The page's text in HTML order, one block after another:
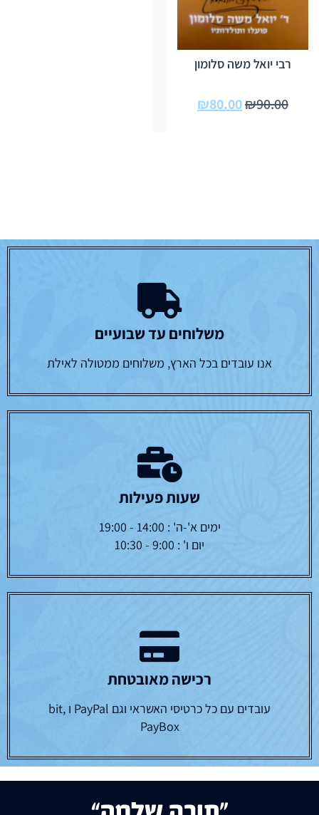
רבי יואל משה סלומון
₪90.00
₪80.00
משלוחים עד שבועיים
אנו עובדים בכל הארץ, משלוחים ממטולה לאילת
שעות פעילות
ימים א'-ה' : 14:00 - 19:00
יום ו' : 9:00 - 10:30
רכישה מאובטחת
עובדים עם כל כרטיסי האשראי וגם PayPal ו bit,
PayBox